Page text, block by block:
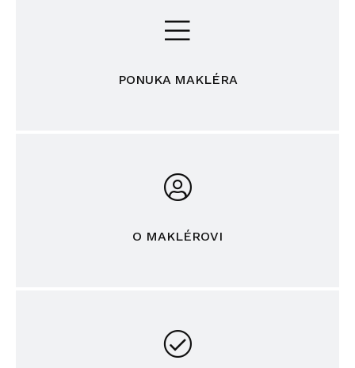
PONUKA MAKLÉRA
O MAKLÉROVI